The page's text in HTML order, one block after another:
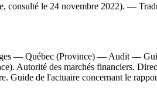
consulté le 24 novembre 2022). —
— Québec (Province) — Audit —
Autorité des marchés financiers.
de l'actuaire concernant le